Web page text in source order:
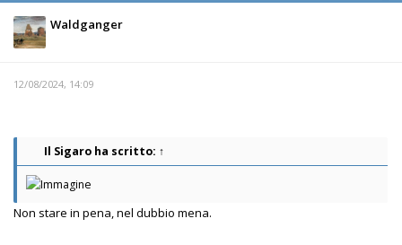
Waldganger
12/08/2024, 14:09
Il Sigaro ha scritto: ↑
Non stare in pena, nel dubbio mena.